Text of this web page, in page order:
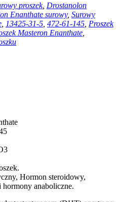
proszek, Drostanolon
Enanthate surowy, Surowy
13425-31-5 472-61-145 Proszek
Masteron Enanthate
Hormon steroidowy,
anaboliczne.